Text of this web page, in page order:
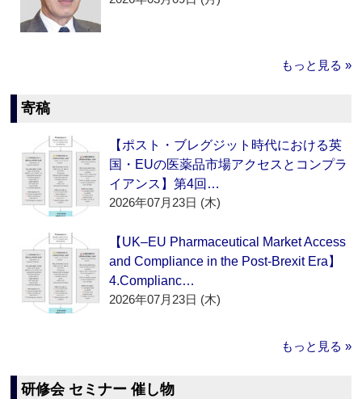
もっと見る »
寄稿
【ポスト・ブレグジット時代における英
国・EUの医薬品市場アクセスとコンプラ
イアンス】第4回…
2026年07月23日 (木)
【UK–EU Pharmaceutical Market Access
and Compliance in the Post-Brexit Era】
4.Complianc…
2026年07月23日 (木)
もっと見る »
研修会 セミナー 催し物